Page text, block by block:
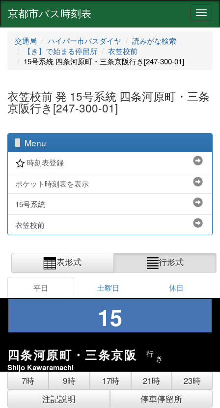
ナ
ビ
京都市バス時刻表
交通局 ハイパー市バスダイヤ
読みがな検索
【き】で始まる停留所
衣笠校前
15号系統 四条河原町・三条京阪行き[247-300-01]
衣笠校前 発 15号系統 四条河原町・三条
京阪行き[247-300-01]
Menu
時刻表登録
ポケット時刻表を表示
15号系統
衣笠校前
表形式 行形式
平日 土曜日 休日
15
四条河原町・三条京阪 行 き
Shijo Kawaramachi
7時 9時 17時 21時
23時
注記説明
停車停留所